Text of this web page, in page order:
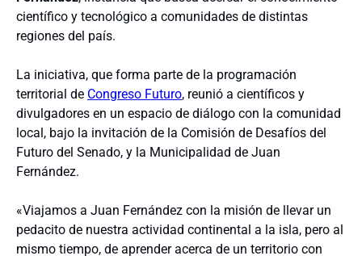
científico y tecnológico a comunidades de distintas
regiones del país.
La iniciativa, que forma parte de la programación
territorial de Congreso Futuro, reunió a científicos y
divulgadores en un espacio de diálogo con la comunidad
local, bajo la invitación de la Comisión de Desafíos del
Futuro del Senado, y la Municipalidad de Juan
Fernández.
«Viajamos a Juan Fernández con la misión de llevar un
pedacito de nuestra actividad continental a la isla, pero al
mismo tiempo, de aprender acerca de un territorio con